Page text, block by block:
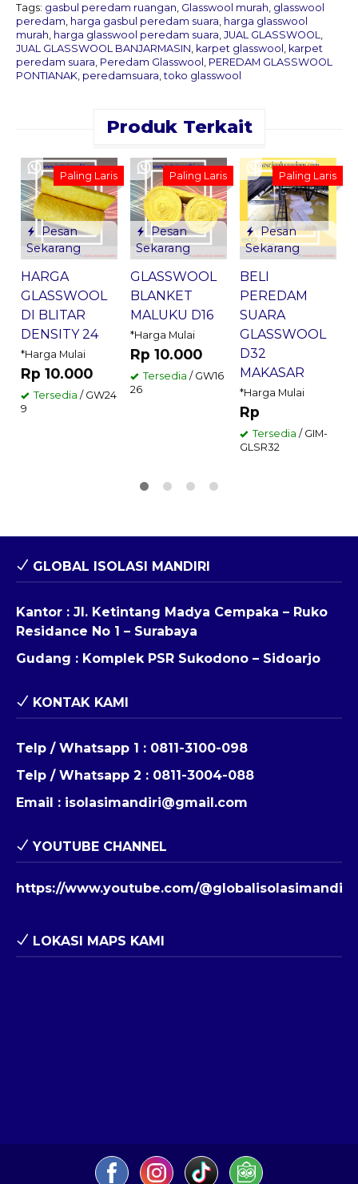
Tags: gasbul peredam ruangan Glasswool murah glasswool
peredam harga gasbul peredam suara harga glasswool
murah harga glasswool peredam suara JUAL GLASSWOOL
JUAL GLASSWOOL BANJARMASIN karpet glasswool
karpet
peredam suara Peredam Glasswool
PEREDAM GLASSWOOL
PONTIANAK peredamsuara ,toko glasswool
Produk Terkait
Pesan
Sekarang
Paling Laris
HARGA
GLASSWOOL
DI BLITAR
DENSITY 24
*Harga Mulai
Rp 10.000
Tersedia / GW24
9
Pesan
Sekarang
Paling Laris
GLASSWOOL
BLANKET
MALUKU D16
*Harga Mulai
Rp 10.000
Tersedia / GW16
26
Pesan
Sekarang
Paling Laris
BELI
PEREDAM
SUARA
GLASSWOOL
D32
MAKASAR
*Harga Mulai
Rp
Tersedia / GIM-
GLSR32
GLOBAL ISOLASI MANDIRI
Kantor : Jl. Ketintang Madya Cempaka – Ruko
Residance No 1 – Surabaya
Gudang : Komplek PSR Sukodono – Sidoarjo
KONTAK KAMI
Telp / Whatsapp 1 : 0811-3100-098
Telp / Whatsapp 2 : 0811-3004-088
Email : isolasimandiri@gmail.com
YOUTUBE CHANNEL
https://www.youtube.com/@globalisolasimandiri
LOKASI MAPS KAMI